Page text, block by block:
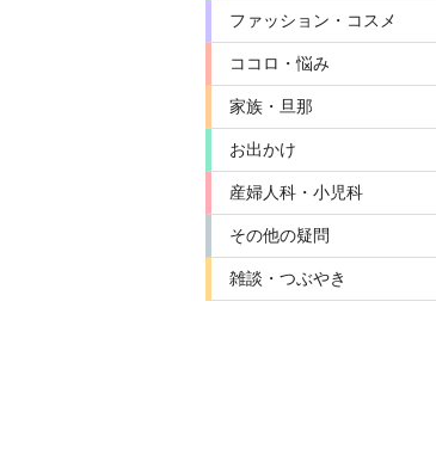
ファッション・コスメ
ココロ・悩み
家族・旦那
お出かけ
産婦人科・小児科
その他の疑問
雑談・つぶやき